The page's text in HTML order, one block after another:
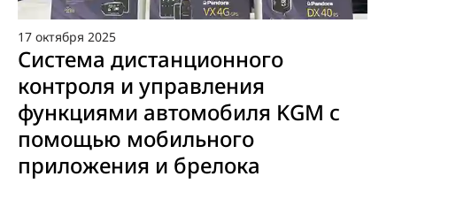
17 октября 2025
Cистема дистанционного
контроля и управления
функциями автомобиля KGM с
помощью мобильного
приложения и брелока